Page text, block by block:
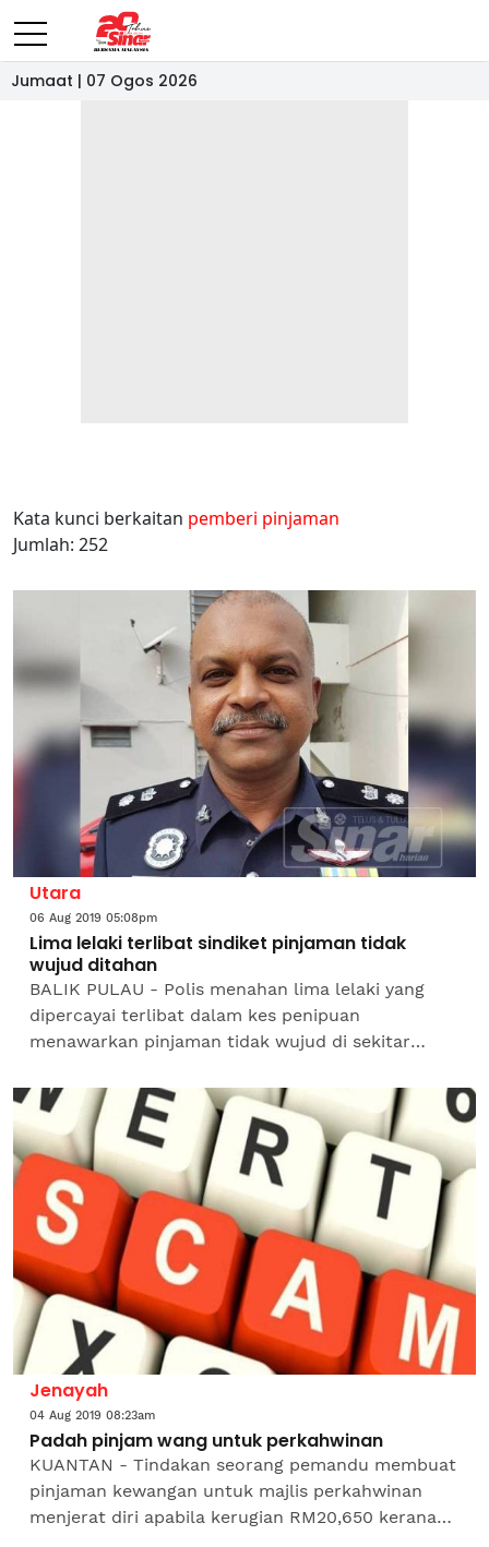
Jumaat | 07 Ogos 2026
Kata kunci berkaitan pemberi pinjaman
Jumlah: 252
Utara
06 Aug 2019 05:08pm
Lima lelaki terlibat sindiket pinjaman tidak
wujud ditahan
BALIK PULAU - Polis menahan lima lelaki yang
dipercayai terlibat dalam kes penipuan
menawarkan pinjaman tidak wujud di sekitar
Daerah Barat Daya,...
Jenayah
04 Aug 2019 08:23am
Padah pinjam wang untuk perkahwinan
KUANTAN - Tindakan seorang pemandu membuat
pinjaman kewangan untuk majlis perkahwinan
menjerat diri apabila kerugian RM20,650 kerana